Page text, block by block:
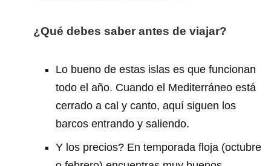
¿Qué debes saber antes de viajar?
Lo bueno de estas islas es que funcionan
todo el año. Cuando el Mediterráneo está
cerrado a cal y canto, aquí siguen los
barcos entrando y saliendo.
Y los precios? En temporada floja (octubre